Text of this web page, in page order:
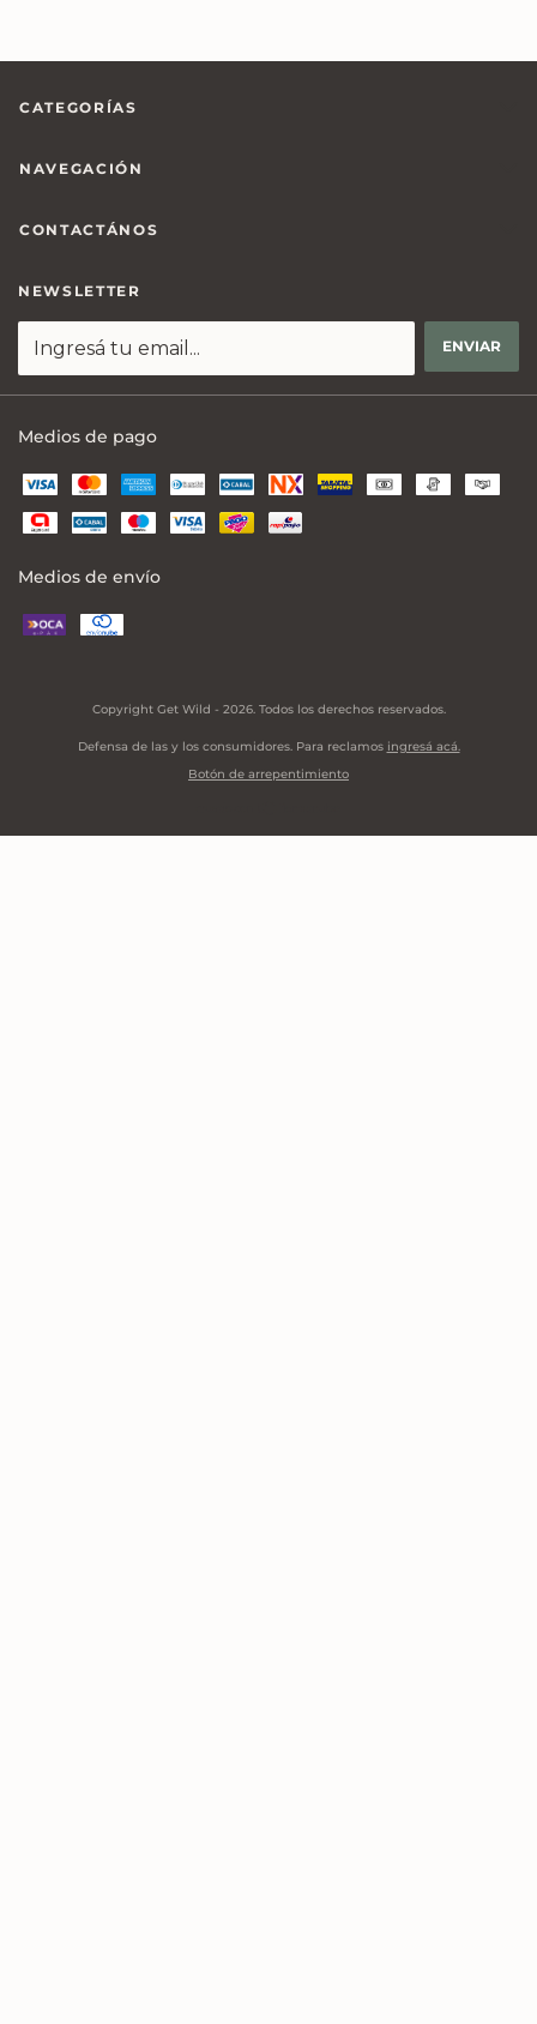
CATEGORÍAS
NAVEGACIÓN
CONTACTÁNOS
NEWSLETTER
Medios de pago
Medios de envío
Copyright Get Wild - 2026. Todos los derechos reservados.
Defensa de las y los consumidores. Para reclamos ingresá acá.
Botón de arrepentimiento